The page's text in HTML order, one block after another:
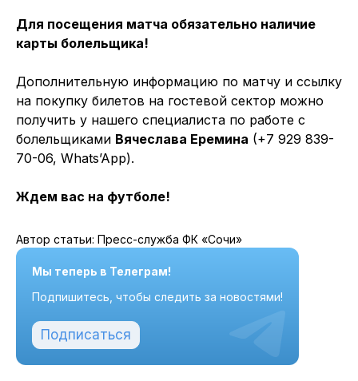
Для посещения матча обязательно наличие
карты болельщика!
Дополнительную информацию по матчу и ссылку
на покупку билетов на гостевой сектор можно
получить у нашего специалиста по работе с
болельщиками Вячеслава Еремина (+7 929 839-
70-06, Whats’App).
Ждем вас на футболе!
Автор статьи: Пресс-служба ФК «Сочи»
Мы теперь в Телеграм!
Подпишитесь, чтобы следить за новостями!
Подписаться